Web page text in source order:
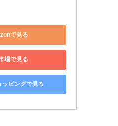
で見る
場で見る
ッピングで見る